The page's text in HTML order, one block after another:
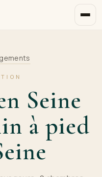
Seine
à pied